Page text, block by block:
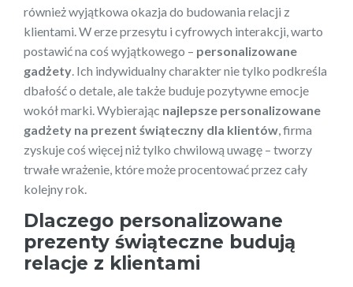
również wyjątkowa okazja do budowania relacji z
klientami. W erze przesytu i cyfrowych interakcji, warto
postawić na coś wyjątkowego – personalizowane
gadżety . Ich indywidualny charakter nie tylko podkreśla
dbałość o detale, ale także buduje pozytywne emocje
wokół marki. Wybierając najlepsze personalizowane
gadżety na prezent świąteczny dla klientów , firma
zyskuje coś więcej niż tylko chwilową uwagę – tworzy
trwałe wrażenie, które może procentować przez cały
kolejny rok.
Dlaczego personalizowane
prezenty świąteczne budują
relacje z klientami